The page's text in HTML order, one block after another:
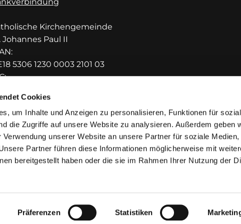
Cookies
um Inhalte und Anzeigen zu personalisieren, Funktionen für
die Zugriffe auf unsere Website zu analysieren. Außerdem geben
unserer Website an unsere Partner für soziale Medien,
Partner führen diese Informationen möglicherweise mit
bereitgestellt haben oder die sie im Rahmen Ihrer Nutzung der
Präferenzen Statistiken
Kirchengemeinde
Johannes Paul II
5306 1230 0003 2101 03
Impressum Datenschutzerklärung ChurchDesk-